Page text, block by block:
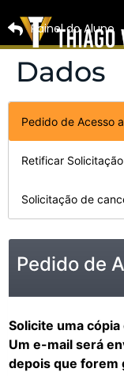
Painel do Aluno
Dados
Pedido de Acesso
Retificar
Solicitação de
Pedido de
Solicite uma
Um e-mail será
depois que forem